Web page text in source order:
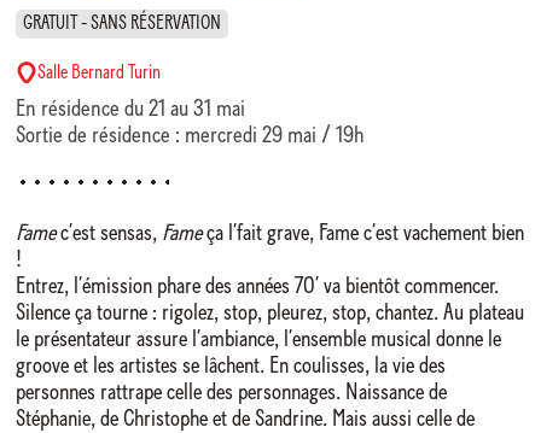
GRATUIT - SANS RÉSERVATION
Salle Bernard Turin
En résidence du 21 au 31 mai
Sortie de résidence : mercredi 29 mai / 19h
Famec’est sensas, Fameça l’fait grave, Fame c’est vachement bien
!
Entrez, l’émission phare des années 70’ va bientôt commencer.
Silence ça tourne : rigolez, stop, pleurez, stop, chantez. Au plateau
le présentateur assure l’ambiance, l’ensemble musical donne le
groove et les artistes se lâchent. En coulisses, la vie des
personnes rattrape celle des personnages. Naissance de
Stéphanie, de Christophe et de Sandrine. Mais aussi celle de